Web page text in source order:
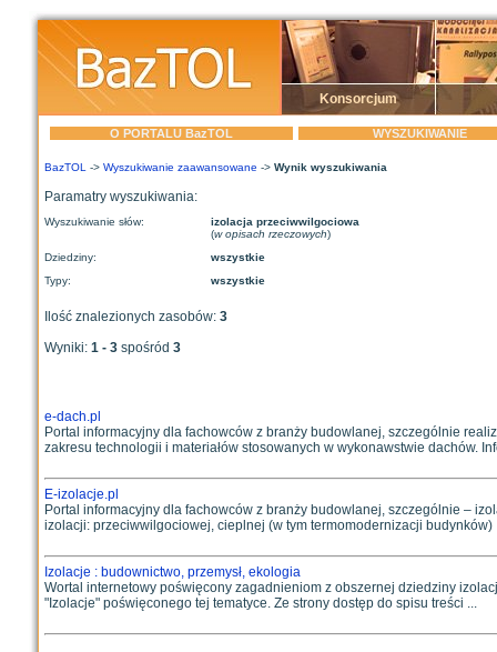
Konsorcjum
O PORTALU BazTOL WYSZUKIWANIE
BazTOL -> Wyszukiwanie zaawansowane -> Wynik wyszukiwania
Paramatry wyszukiwania:
Wyszukiwanie słów:
izolacja przeciwwilgociowa
(w opisach rzeczowych)
Dziedziny:
wszystkie
Typy:
wszystkie
Ilość znalezionych zasobów: 3
Wyniki: 1 - 3 spośród 3
e-dach.pl
Portal informacyjny dla fachowców z branży budowlanej, szczególnie
zakresu technologii i materiałów stosowanych w wykonawstwie dachów.
E-izolacje.pl
Portal informacyjny dla fachowców z branży budowlanej, szczególnie –
izolacji: przeciwwilgociowej, cieplnej (w tym termomodernizacji budynków)
Izolacje : budownictwo, przemysł, ekologia
Wortal internetowy poświęcony zagadnieniom z obszernej dziedziny
"Izolacje" poświęconego tej tematyce. Ze strony dostęp do spisu treści ...